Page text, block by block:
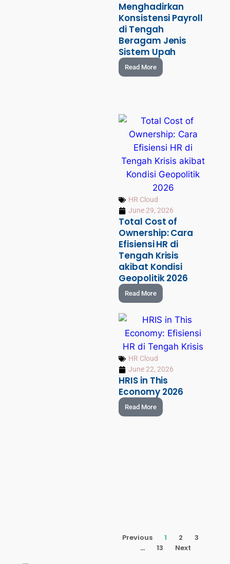
Menghadirkan
Konsistensi Payroll
di Tengah
Beragam Jenis
Sistem Upah
Read More
HR Cloud
June 29, 2026
Total Cost of
Ownership: Cara
Efisiensi HR di
Tengah Krisis
akibat Kondisi
Geopolitik 2026
Read More
HR Cloud
June 22, 2026
HRIS in This
Economy 2026
Read More
Previous 1 2
3
…
13 Next